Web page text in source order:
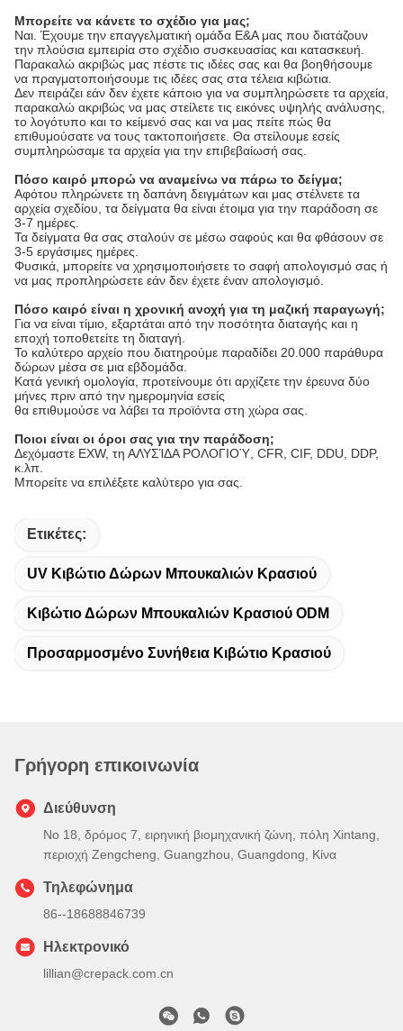
Μπορείτε να κάνετε το σχέδιο για μας;
Ναι. Έχουμε την επαγγελματική ομάδα Ε&Α μας που διατάζουν
την πλούσια εμπειρία στο σχέδιο συσκευασίας και κατασκευή.
Παρακαλώ ακριβώς μας πέστε τις ιδέες σας και θα βοηθήσουμε
να πραγματοποιήσουμε τις ιδέες σας στα τέλεια κιβώτια.
Δεν πειράζει εάν δεν έχετε κάποιο για να συμπληρώσετε τα αρχεία,
παρακαλώ ακριβώς να μας στείλετε τις εικόνες υψηλής ανάλυσης,
το λογότυπο και το κείμενό σας και να μας πείτε πώς θα
επιθυμούσατε να τους τακτοποιήσετε. Θα στείλουμε εσείς
συμπληρώσαμε τα αρχεία για την επιβεβαίωσή σας.
Πόσο καιρό μπορώ να αναμείνω να πάρω το δείγμα;
Αφότου πληρώνετε τη δαπάνη δειγμάτων και μας στέλνετε τα
αρχεία σχεδίου, τα δείγματα θα είναι έτοιμα για την παράδοση σε
3-7 ημέρες.
Τα δείγματα θα σας σταλούν σε μέσω σαφούς και θα φθάσουν σε
3-5 εργάσιμες ημέρες.
Φυσικά, μπορείτε να χρησιμοποιήσετε το σαφή απολογισμό σας ή
να μας προπληρώσετε εάν δεν έχετε έναν απολογισμό.
Πόσο καιρό είναι η χρονική ανοχή για τη μαζική παραγωγή;
Για να είναι τίμιο, εξαρτάται από την ποσότητα διαταγής και η
εποχή τοποθετείτε τη διαταγή.
Το καλύτερο αρχείο που διατηρούμε παραδίδει 20.000 παράθυρα
δώρων μέσα σε μια εβδομάδα.
Κατά γενική ομολογία, προτείνουμε ότι αρχίζετε την έρευνα δύο
μήνες πριν από την ημερομηνία εσείς
θα επιθυμούσε να λάβει τα προϊόντα στη χώρα σας.
Ποιοι είναι οι όροι σας για την παράδοση;
Δεχόμαστε EXW, τη ΑΛΥΣΊΔΑ ΡΟΛΟΓΙΟΎ, CFR, CIF, DDU, DDP,
κ.λπ.
Μπορείτε να επιλέξετε καλύτερο για σας.
Ετικέτες:
UV Κιβώτιο Δώρων Μπουκαλιών Κρασιού
Κιβώτιο Δώρων Μπουκαλιών Κρασιού ODM
Προσαρμοσμένο Συνήθεια Κιβώτιο Κρασιού
Γρήγορη επικοινωνία
Διεύθυνση
Νο 18, δρόμος 7, ειρηνική βιομηχανική ζώνη, πόλη Xintang,
περιοχή Zengcheng, Guangzhou, Guangdong, Κίνα
Τηλεφώνημα
86--18688846739
Ηλεκτρονικό
lillian@crepack.com.cn